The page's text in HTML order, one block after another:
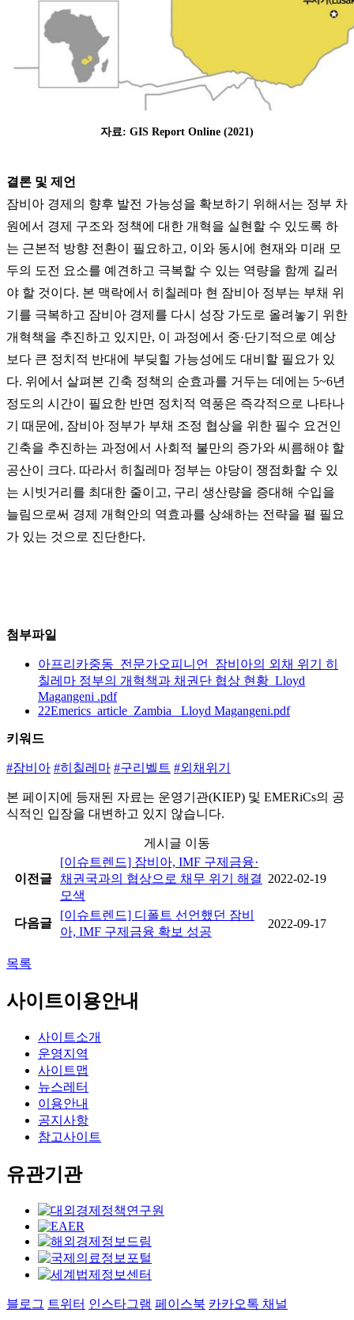
자료: GIS Report Online (2021)
결론 및 제언
잠비아 경제의 향후 발전 가능성을 확보하기 위해서는 정부 차
원에서 경제 구조와 정책에 대한 개혁을 실현할 수 있도록 하
는 근본적 방향 전환이 필요하고, 이와 동시에 현재와 미래 모
두의 도전 요소를 예견하고 극복할 수 있는 역량을 함께 길러
야 할 것이다. 본 맥락에서 히칠레마 현 잠비아 정부는 부채 위
기를 극복하고 잠비아 경제를 다시 성장 가도로 올려놓기 위한
개혁책을 추진하고 있지만, 이 과정에서 중·단기적으로 예상
보다 큰 정치적 반대에 부딪힐 가능성에도 대비할 필요가 있
다. 위에서 살펴본 긴축 정책의 순효과를 거두는 데에는 5~6년
정도의 시간이 필요한 반면 정치적 역풍은 즉각적으로 나타나
기 때문에, 잠비아 정부가 부채 조정 협상을 위한 필수 요건인
긴축을 추진하는 과정에서 사회적 불만의 증가와 씨름해야 할
공산이 크다. 따라서 히칠레마 정부는 야당이 쟁점화할 수 있
는 시빗거리를 최대한 줄이고, 구리 생산량을 증대해 수입을
늘림으로써 경제 개혁안의 역효과를 상쇄하는 전략을 펼 필요
가 있는 것으로 진단한다.
첨부파일
아프리카중동_전문가오피니언_잠비아의 외채 위기 히
칠레마 정부의 개혁책과 채권단 협상 현황_Lloyd
Magangeni .pdf
22Emerics_article_Zambia_ Lloyd Magangeni.pdf
키워드
#잠비아 #히칠레마 #구리벨트 #외채위기
본 페이지에 등재된 자료는 운영기관(KIEP) 및 EMERiCs의 공
식적인 입장을 대변하고 있지 않습니다.
게시글 이동
이전글
[이슈트렌드] 잠비아, IMF 구제금융·
채권국과의 협상으로 채무 위기 해결
모색
2022-02-19
다음글
[이슈트렌드] 디폴트 선언했던 잠비
아, IMF 구제금융 확보 성공
2022-09-17
목록
사이트이용안내
사이트소개
운영지역
사이트맵
뉴스레터
이용안내
공지사항
참고사이트
유관기관
블로그 트위터 인스타그램 페이스북 카카오톡 채널